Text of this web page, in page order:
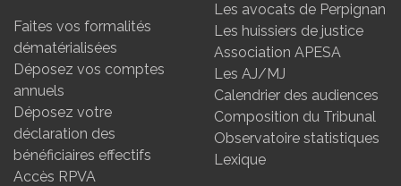
Faites vos formalités
dématérialisées
Déposez vos comptes
annuels
Déposez votre
déclaration des
bénéficiaires effectifs
Accès RPVA
Les avocats de Perpignan
Les huissiers de justice
Association APESA
Les AJ/MJ
Calendrier des audiences
Composition du Tribunal
Observatoire statistiques
Lexique